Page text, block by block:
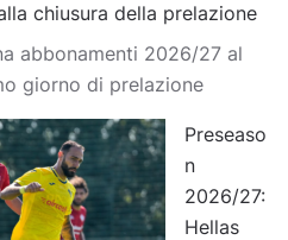
chiusura della prelazione
abbonamenti 2026/27 al
giorno di prelazione
Preseaso
n
2026/27:
Hellas